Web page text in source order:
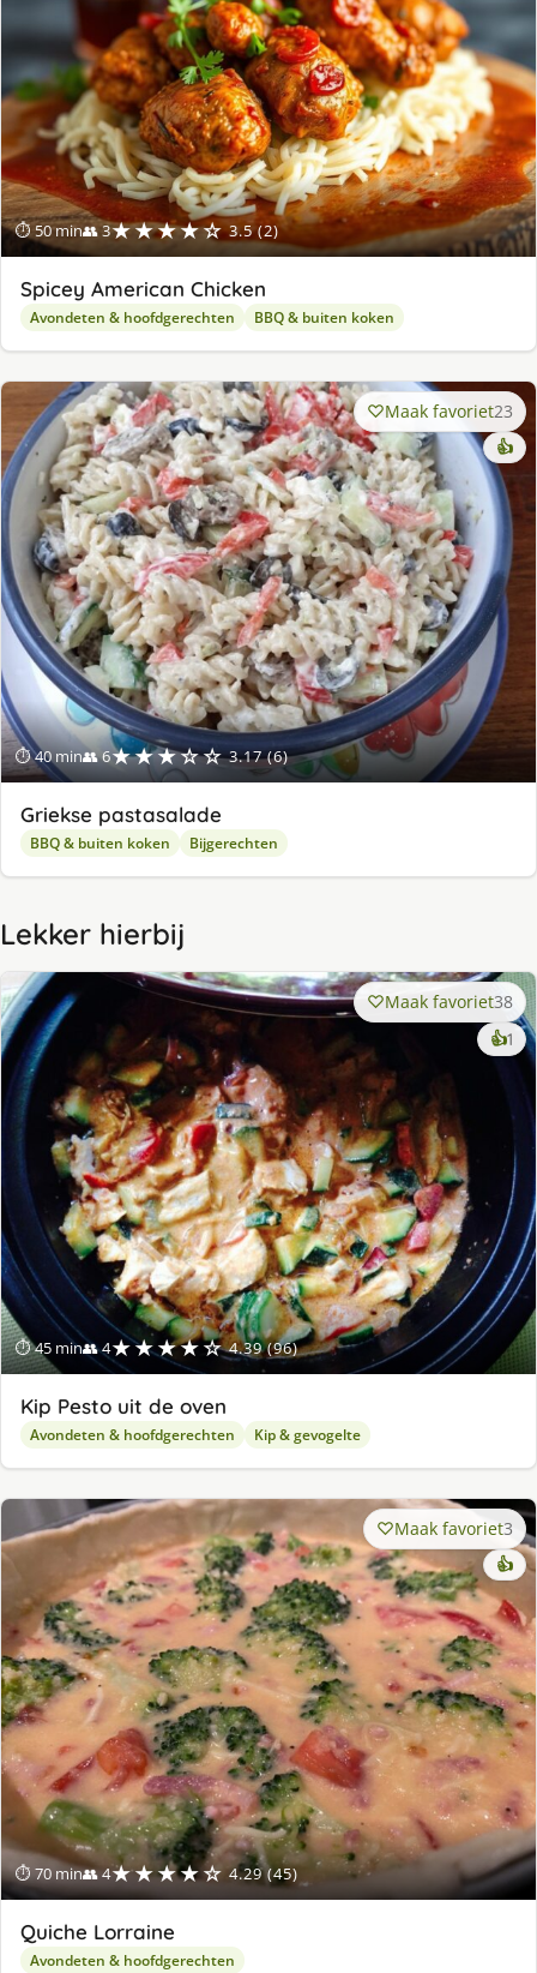
⏱ 50 min👥 3★★★★☆ 3.5 (2)
Spicey American Chicken
Avondeten & hoofdgerechten BBQ & buiten koken
⏱ 40 min👥 6★★★☆☆ 3.17 (6)
Maak favoriet23
👍
Griekse pastasalade
BBQ & buiten koken Bijgerechten
Lekker hierbij
⏱ 45 min👥 4★★★★☆ 4.39 (96)
Maak favoriet38
👍1
Kip Pesto uit de oven
Avondeten & hoofdgerechten Kip & gevogelte
⏱ 70 min👥 4★★★★☆ 4.29 (45)
Maak favoriet3
👍
Quiche Lorraine
Avondeten & hoofdgerechten